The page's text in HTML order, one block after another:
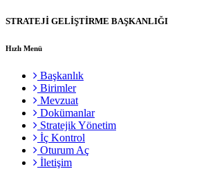
STRATEJİ GELİŞTİRME BAŞKANLIĞI
Hızlı Menü
Başkanlık
Birimler
Mevzuat
Dokümanlar
Stratejik Yönetim
İç Kontrol
Oturum Aç
İletişim